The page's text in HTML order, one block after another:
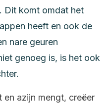
Dit komt omdat het
heeft en ook de
nare geuren
genoeg is, is het ook
en azijn mengt, creëer